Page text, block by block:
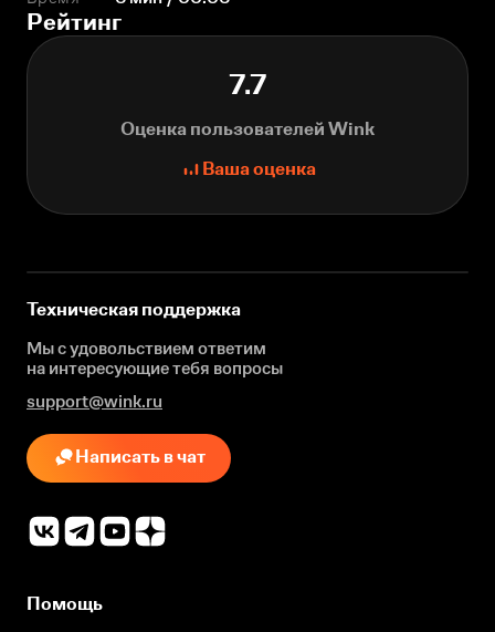
Рейтинг
7.7
Оценка пользователей Wink
Ваша оценка
Техническая поддержка
Мы с удовольствием ответим
на интересующиетебя вопросы
support@wink.ru
Написать в чат
Помощь